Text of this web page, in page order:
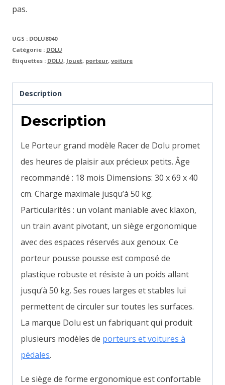
pas.
UGS : DOLU8040
Catégorie : DOLU
Étiquettes : DOLU, Jouet, porteur, voiture
Description
Description
Le Porteur grand modèle Racer de Dolu promet
des heures de plaisir aux précieux petits. Âge
recommandé : 18 mois Dimensions: 30 x 69 x 40
cm. Charge maximale jusqu’à 50 kg.
Particularités : un volant maniable avec klaxon,
un train avant pivotant, un siège ergonomique
avec des espaces réservés aux genoux. Ce
porteur pousse pousse est composé de
plastique robuste et résiste à un poids allant
jusqu’à 50 kg. Ses roues larges et stables lui
permettent de circuler sur toutes les surfaces.
La marque Dolu est un fabriquant qui produit
plusieurs modèles de porteurs et voitures à
pédales.
Le siège de forme ergonomique est confortable